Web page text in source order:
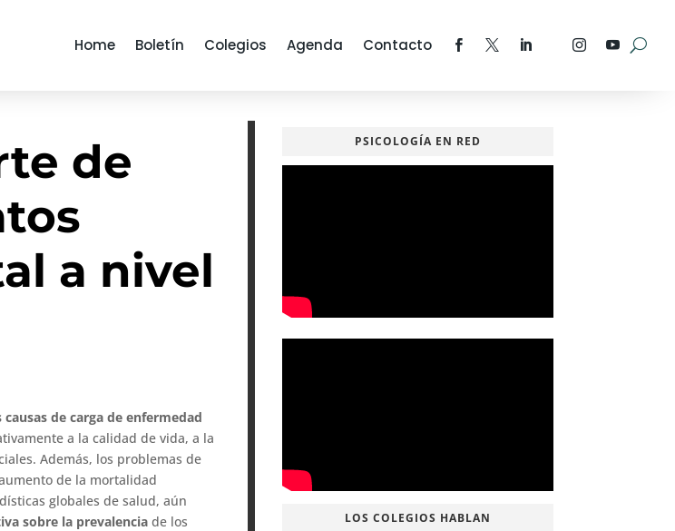
Home Boletín Colegios Agenda Contacto
de
a nivel
de carga de enfermedad
a la calidad de vida, a la
Además, los problemas de
de la mortalidad
globales de salud, aún
sobre la prevalencia de los
PSICOLOGÍA EN RED
LOS COLEGIOS HABLAN